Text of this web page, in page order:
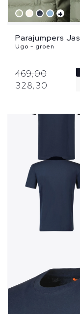
+
Parajumpers Jas
Ugo - groen
469,00
328,30